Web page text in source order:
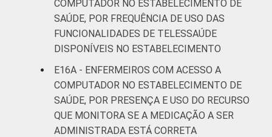
COMPUTADOR NO ESTABELECIMENTO DE
SAÚDE, POR FREQUÊNCIA DE USO DAS
FUNCIONALIDADES DE TELESSAÚDE
DISPONÍVEIS NO ESTABELECIMENTO
E16A - ENFERMEIROS COM ACESSO A
COMPUTADOR NO ESTABELECIMENTO DE
SAÚDE, POR PRESENÇA E USO DO RECURSO
QUE MONITORA SE A MEDICAÇÃO A SER
ADMINISTRADA ESTÁ CORRETA